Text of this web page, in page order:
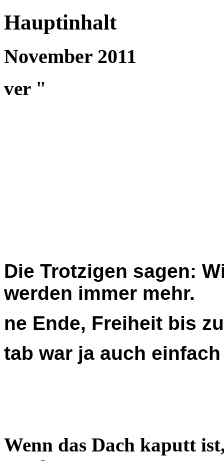
Hauptinhalt
November 2011
ver"
Die Trotzigen sagen:
werden immer mehr.
ne Ende, Freiheit bis
tab war ja auch
Wenn das Dach kaputt